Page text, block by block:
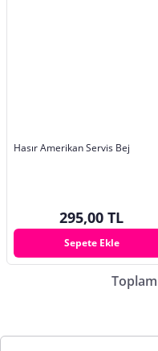
Hasır Amerikan Servis Bej
295,00 TL
Sepete Ekle